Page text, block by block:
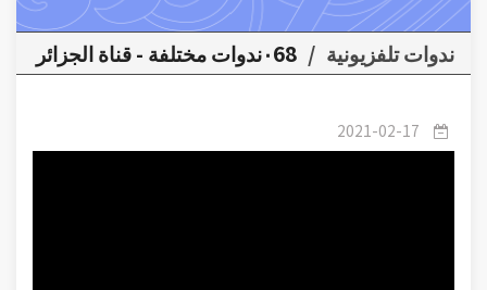
مدهشة.
ندوات تلفزيونية / ٠68ندوات مختلفة - قناة الجزائر
2021-02-17